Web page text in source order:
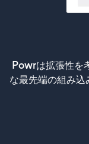
Powrは拡張性を
な最先端の組み